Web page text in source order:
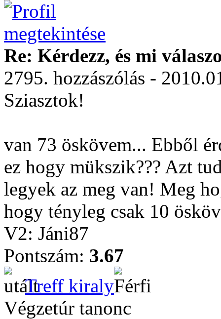
Re: Kérdezz, és mi
2795. hozzászólás -
Sziasztok!
van 73 öskövem... Ebből
ez hogy mükszik??? Azt
legyek az meg van! Meg
hogy tényleg csak 10
V2: Jáni87
Pontszám: 3.67
Treff kiraly
Végzetúr tanonc